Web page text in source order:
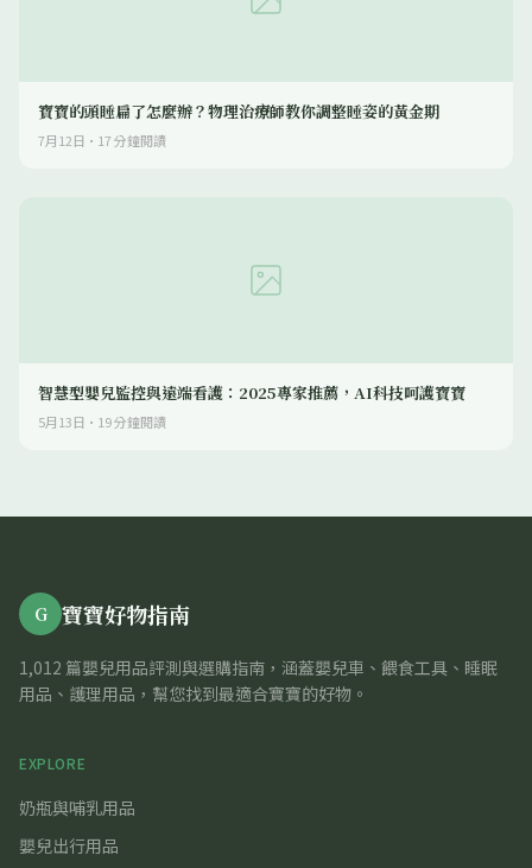
寶寶的頭睡扁了怎麼辦？物理治療師教你調整睡姿的黃金期
7月12日 · 17分鐘閱讀
智慧型嬰兒監控與遠端看護：2025專家推薦，AI科技呵護寶寶
5月13日 · 19分鐘閱讀
G 寶寶好物指南
1,012 篇嬰兒用品評測與選購指南，涵蓋嬰兒車、餵食工具、睡眠
用品、護理用品，幫您找到最適合寶寶的好物。
EXPLORE
奶瓶與哺乳用品
嬰兒出行用品